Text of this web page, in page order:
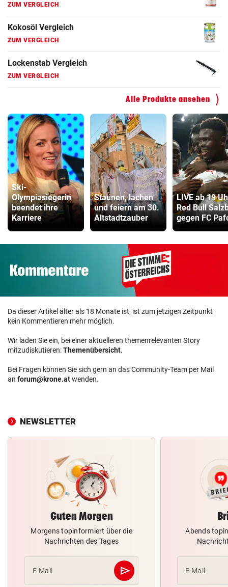
ZUM VERGLEICH
Kokosöl Vergleich
ZUM VERGLEICH
Lockenstab Vergleich
ZUM VERGLEICH
Alle Produkte ansehen
Ski-
Olympiasiegerin
beendet ihre
Karriere
Staunen, lachen
und feiern am 30.
Altstadtzauber
LIVE ab 19
Red Bull
gegen FC
Da dieser Artikel älter als 18 Monate ist, ist zum jetzigen Zeitpunkt
kein Kommentieren mehr möglich.
Wir laden Sie ein, bei einer aktuelleren themenrelevanten Story
mitzudiskutieren:Themenübersicht.
Bei Fragen können Sie sich gern an das Community-Team per Mail
an forum@krone.atwenden.
NEWSLETTER
Guten Morgen
Morgens topinformiert über die
Nachrichten des Tages
E-Mail send
Abschicken
Abends
E-Mail